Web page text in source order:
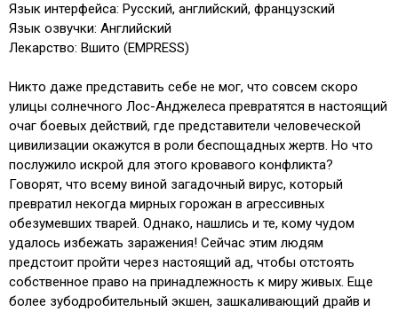
Язык интерфейса: Русский, английский, французский
Язык озвучки: Английский
Лекарство: Вшито (EMPRESS)
Никто даже представить себе не мог, что совсем скоро
улицы солнечного Лос-Анджелеса превратятся в настоящий
очаг боевых действий, где представители человеческой
цивилизации окажутся в роли беспощадных жертв. Но что
послужило искрой для этого кровавого конфликта?
Говорят, что всему виной загадочный вирус, который
превратил некогда мирных горожан в агрессивных
обезумевших тварей. Однако, нашлись и те, кому чудом
удалось избежать заражения! Сейчас этим людям
предстоит пройти через настоящий ад, чтобы отстоять
собственное право на принадлежность к миру живых. Еще
более зубодробительный экшен, зашкаливающий драйв и